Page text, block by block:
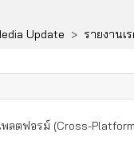
Update > รายงานเ
ลตฟอรม์ (Cross-